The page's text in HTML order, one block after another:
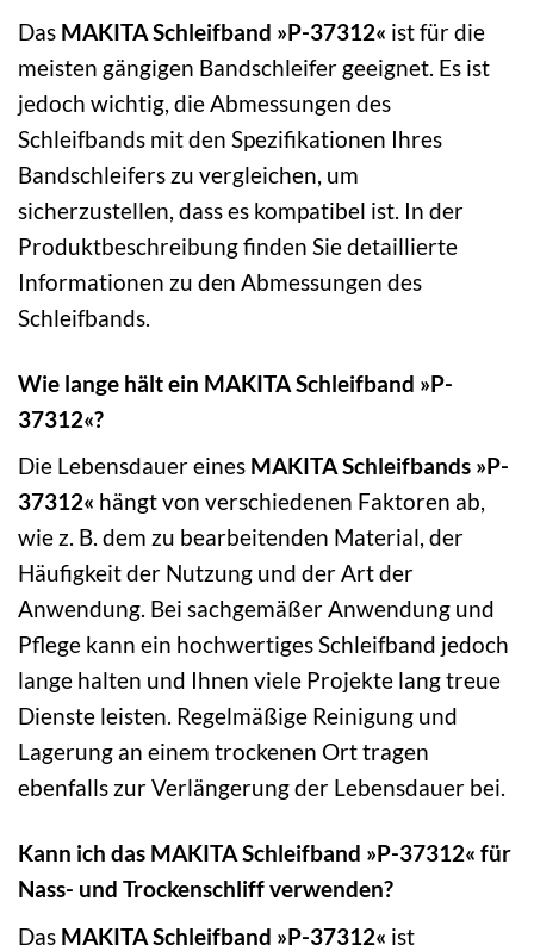
Das MAKITA Schleifband »P-37312« ist für die
meisten gängigen Bandschleifer geeignet. Es ist
jedoch wichtig, die Abmessungen des
Schleifbands mit den Spezifikationen Ihres
Bandschleifers zu vergleichen, um
sicherzustellen, dass es kompatibel ist. In der
Produktbeschreibung finden Sie detaillierte
Informationen zu den Abmessungen des
Schleifbands.
Wie lange hält ein MAKITA Schleifband »P-
37312«?
Die Lebensdauer eines MAKITA Schleifbands »P-
37312« hängt von verschiedenen Faktoren ab,
wie z. B. dem zu bearbeitenden Material, der
Häufigkeit der Nutzung und der Art der
Anwendung. Bei sachgemäßer Anwendung und
Pflege kann ein hochwertiges Schleifband jedoch
lange halten und Ihnen viele Projekte lang treue
Dienste leisten. Regelmäßige Reinigung und
Lagerung an einem trockenen Ort tragen
ebenfalls zur Verlängerung der Lebensdauer bei.
Kann ich das MAKITA Schleifband »P-37312« für
Nass- und Trockenschliff verwenden?
Das MAKITA Schleifband »P-37312« ist